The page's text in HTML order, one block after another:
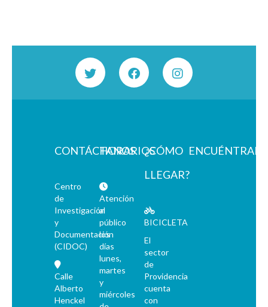
CONTÁCTANOS
Centro
de
Investigación
y
Documentación
(CIDOC)
Calle
Alberto
Henckel
HORARIOS
Atención
al
público
los
días
lunes,
martes
y
miércoles
¿CÓMO
LLEGAR?
BICICLETA
El
sector
de
Providencia
cuenta
con